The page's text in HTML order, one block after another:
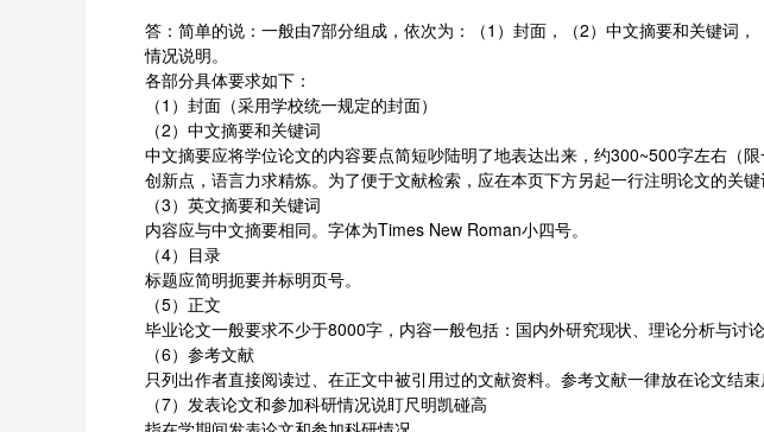
答：简单的说：一般由7部分组成，依次为：（1）封面，（2）中文摘要和关键词
情况说明。
各部分具体要求如下：
（1）封面（采用学校统一规定的封面）
（2）中文摘要和关键词
中文摘要应将学位论文的内容要点简短吵陆明了地表达出来，约300~500字左右（
创新点，语言力求精炼。为了便于文献检索，应在本页下方另起一行注明论文的关键
（3）英文摘要和关键词
内容应与中文摘要相同。字体为Times New Roman小四号。
（4）目录
标题应简明扼要并标明页号。
（5）正文
毕业论文一般要求不少于8000字，内容一般包括：国内外研究现状、理论分析与讨
（6）参考文献
只列出作者直接阅读过、在正文中被引用过的文献资料。参考文献一律放在论文结束
（7）发表论文和参加科研情况说盯尺明凯碰高